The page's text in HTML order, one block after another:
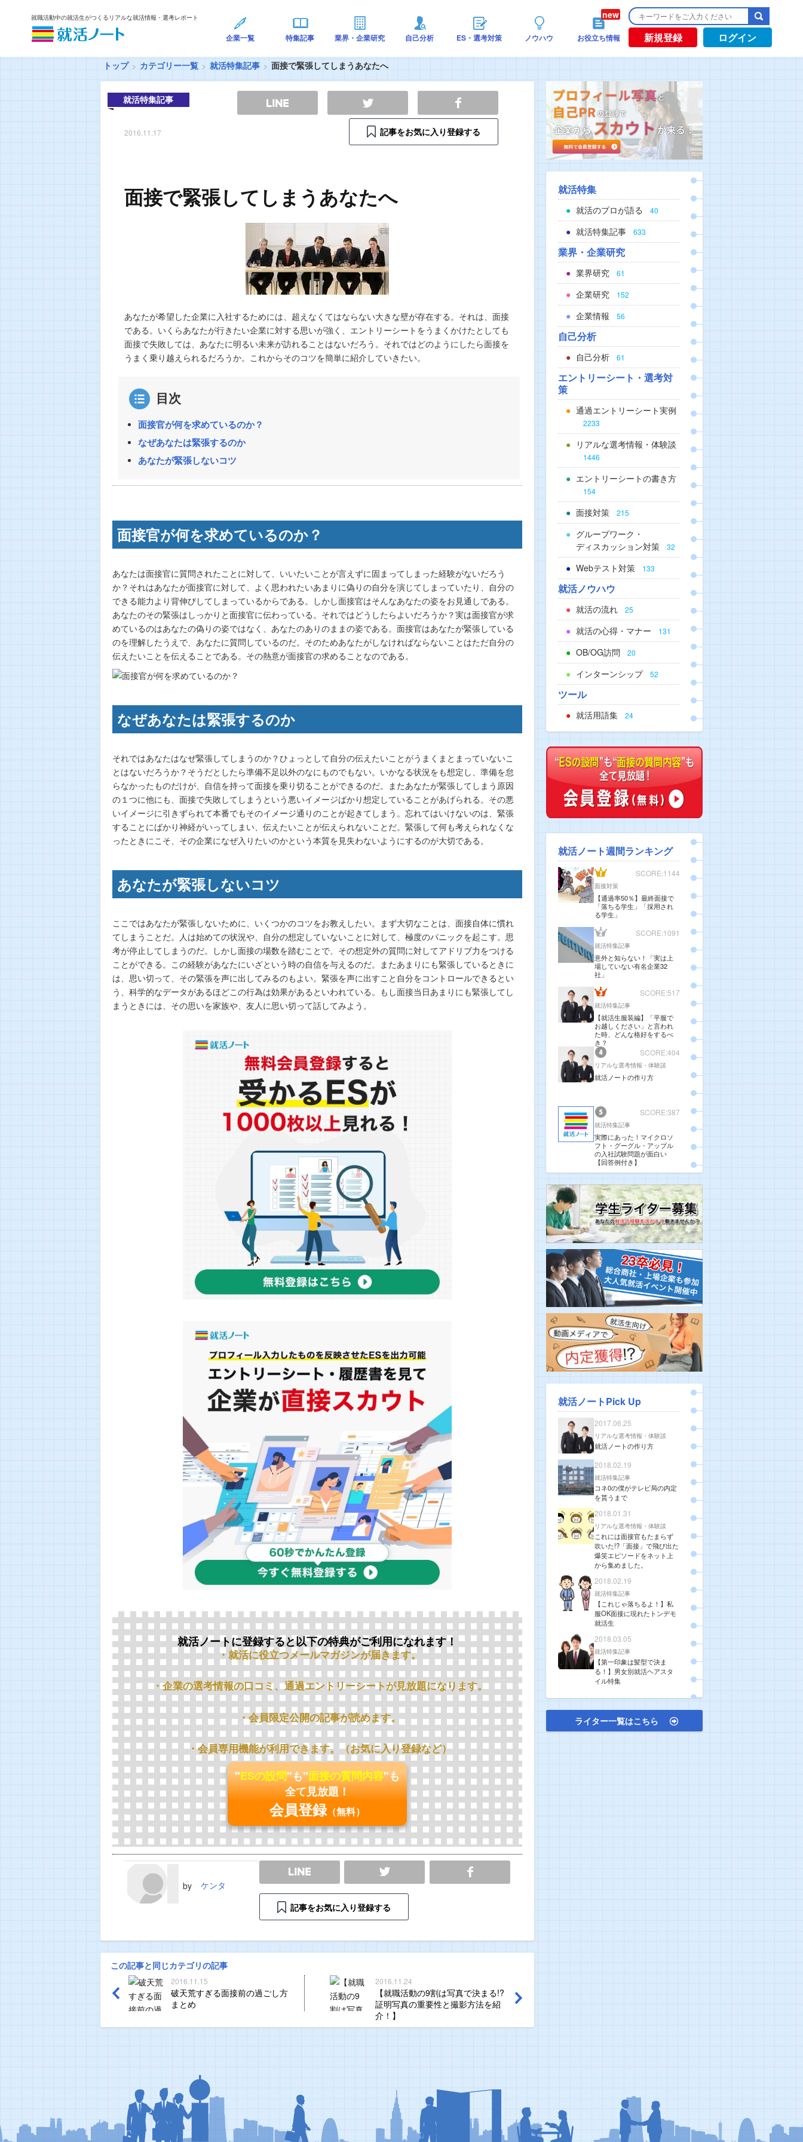
就職活動中の就活生がつくるリアルな就活情報・選考レポート
企業一覧 特集記事 業界・企業研究 自己分析 ES・選考対策 ノウハウ お役立ち情報 新規登録 ログイン
トップ カテゴリー一覧 就活特集記事 面接で緊張してしまうあなたへ
就活特集記事
2016.11.17 記事をお気に入り登録する
面接で緊張してしまうあなたへ
あなたが希望した企業に入社するためには、超えなくてはならない大きな壁が存在する。それは、面接
である。いくらあなたが行きたい企業に対する思いが強く、エントリーシートをうまくかけたとしても
面接で失敗しては、あなたに明るい未来が訪れることはないだろう。それではどのようにしたら面接を
うまく乗り越えられるだろうか。これからそのコツを簡単に紹介していきたい。
目次
面接官が何を求めているのか？
なぜあなたは緊張するのか
あなたが緊張しないコツ
面接官が何を求めているのか？
あなたは面接官に質問されたことに対して、いいたいことが言えずに固まってしまった経験がないだろう
か？それはあなたが面接官に対して、よく思われたいあまりに偽りの自分を演じてしまっていたり、自分の
できる能力より背伸びしてしまっているからである。しかし面接官はそんなあなたの姿をお見通しである。
あなたのその緊張はしっかりと面接官に伝わっている。それではどうしたらよいだろうか？実は面接官が求
めているのはあなたの偽りの姿ではなく、あなたのありのままの姿である。面接官はあなたが緊張している
のを理解したうえで、あなたに質問しているのだ。そのためあなたがしなければならないことはただ自分の
伝えたいことを伝えることである。その熱意が面接官の求めることなのである。
なぜあなたは緊張するのか
それではあなたはなぜ緊張してしまうのか？ひょっとして自分の伝えたいことがうまくまとまっていないこ
とはないだろうか？そうだとしたら準備不足以外のなにものでもない。いかなる状況をも想定し、準備を怠
らなかったものだけが、自信を持って面接を乗り切ることができるのだ。またあなたが緊張してしまう原因
の１つに他にも、面接で失敗してしまうという悪いイメージばかり想定していることがあげられる。その悪
いイメージに引きずられて本番でもそのイメージ通りのことが起きてしまう。忘れてはいけないのは、緊張
することにばかり神経がいってしまい、伝えたいことが伝えられないことだ。緊張して何も考えられなくな
ったときにこそ、その企業になぜ入りたいのかという本質を見失わないようにするのが大切である。
あなたが緊張しないコツ
ここではあなたが緊張しないために、いくつかのコツをお教えしたい。まず大切なことは、面接自体に慣れ
てしまうことだ。人は始めての状況や、自分の想定していないことに対して、極度のパニックを起こす。思
考が停止してしまうのだ。しかし面接の場数を踏むことで、その想定外の質問に対してアドリブ力をつける
ことができる。この経験があなたにいざという時の自信を与えるのだ。またあまりにも緊張しているときに
は、思い切って、その緊張を声に出してみるのもよい。緊張を声に出すこと自分をコントロールできるとい
う、科学的なデータがあるほどこの行為は効果があるといわれている。もし面接当日あまりにも緊張してし
まうときには、その思いを家族や、友人に思い切って話してみよう。
就活ノートに登録すると以下の特典がご利用になれます！
・就活に役立つメールマガジンが届きます。
・企業の選考情報の口コミ、通過エントリーシートが見放題になります。
・会員限定公開の記事が読めます。
・会員専用機能が利用できます。（お気に入り登録など）
"ESの設問"も"面接の質問内容"も
全て見放題！
会員登録（無料）
by ケンタ
LINE SHARE
記事をお気に入り登録する
この記事と同じカテゴリの記事
2016.11.15
破天荒すぎる面接前の過ごし方
まとめ
2016.11.24
【就職活動の9割は写真で決まる!?
証明写真の重要性と撮影方法を紹
介！】
就活特集
就活のプロが語る 40
就活特集記事 633
業界・企業研究
業界研究 61
企業研究 152
企業情報 56
自己分析
自己分析 61
エントリーシート・選考対
策
通過エントリーシート実例
2233
リアルな選考情報・体験談
1446
エントリーシートの書き方
154
面接対策 215
グループワーク・
ディスカッション対策
32
Webテスト対策 133
就活ノウハウ
就活の流れ 25
就活の心得・マナー 131
OB/OG訪問 20
インターンシップ 52
ツール
就活用語集 24
就活ノート週間ランキング
SCORE:1144
面接対策
【通過率50％】最終面接で
「落ちる学生」「採用され
る学生」
SCORE:1091
就活特集記事
意外と知らない！「実は上
場していない有名企業32
社」
SCORE:517
就活特集記事
【就活生服装編】「平服で
お越しください」と言われ
た時、どんな格好をするべ
き？
SCORE:404
リアルな選考情報・体験談
就活ノートの作り方
SCORE:387
就活特集記事
実際にあった！マイクロソ
フト・グーグル・アップル
の入社試験問題が面白い
【回答例付き】
就活ノートPick Up
2017.06.25
リアルな選考情報・体験談
就活ノートの作り方
2018.02.19
就活特集記事
コネ0の僕がテレビ局の内定
を貰うまで
2018.01.31
リアルな選考情報・体験談
これには面接官もたまらず
吹いた!?「面接」で飛び出た
爆笑エピソードをネット上
から集めました。
2018.02.19
就活特集記事
【これじゃ落ちるよ！】私
服OK面接に現れたトンデモ
就活生
2018.03.05
就活特集記事
【第一印象は髪型で決ま
る！】男女別就活ヘアスタ
イル特集
ライター一覧はこちら